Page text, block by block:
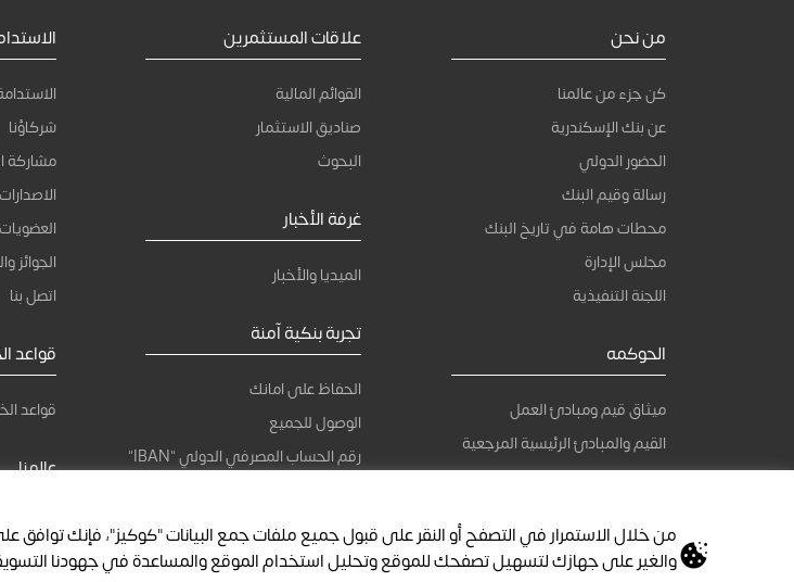
من خلال الاستمرار في التصفح أو النقر على قبول جميع ملفات جمع البيانات "كوكيز"، فإنك توافق
والغير على جهازك لتسهيل تصفحك للموقع وتحليل استخدام الموقع والمساعدة في جهودنا
من نحن
كن جزء من عالمنا
عن بنك الإسكندرية
الحضور الدولي
رسالة وقيم البنك
محطات هامة في تاريخ البنك
مجلس الإدارة
اللجنة التنفيذية
الحوكمه
ميثاق قيم ومبادئ العمل
القيم والمبادئ الرئيسية المرجعية
ميثاق سلوكيات العمل الداخلي
علاقات المستثمرين
القوائم المالية
صناديق الاستثمار
البحوث
غرفة الأخبار
الميديا والأخبار
تجربة بنكية آمنة
الحفاظ على امانك
الوصول للجميع
رقم الحساب المصرفي الدولي "IBAN"
شركاؤنا
مشاركة
الاصدارات
الجوائز
اتصل بنا
قواعد
قواعد
عالمنا
كن جزء